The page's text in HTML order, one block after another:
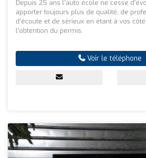
Depuis 25 ans l'auto école ne cesse
apporter toujours plus de qualité, de
d'écoute et de sérieux en étant à vos
l'obtention du permis.
Voir le téléphone